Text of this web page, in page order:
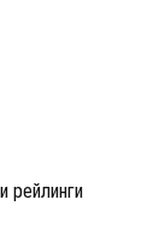
рейлинги